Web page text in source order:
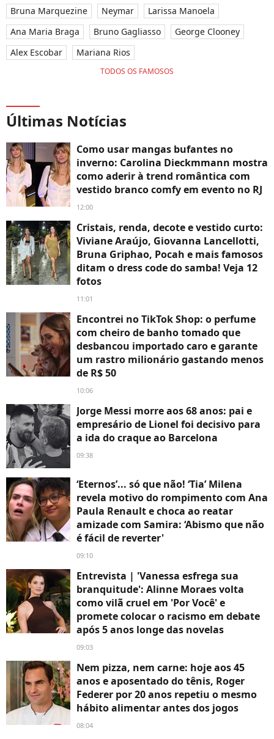
Bruna Marquezine Neymar
Larissa Manoela
Ana Maria Braga
Bruno Gagliasso
George Clooney
Alex Escobar
Mariana Rios
TODOS OS FAMOSOS
Últimas Notícias
Como usar mangas bufantes no
inverno: Carolina Dieckmmann mostra
como aderir à trend romântica com
vestido branco comfy em evento no RJ
12:00
Cristais, renda, decote e vestido curto:
Viviane Araújo, Giovanna Lancellotti,
Bruna Griphao, Pocah e mais famosos
ditam o dress code do samba! Veja 12
fotos
11:01
Encontrei no TikTok Shop: o perfume
com cheiro de banho tomado que
desbancou importado caro e garante
um rastro milionário gastando menos
de R$ 50
10:06
Jorge Messi morre aos 68 anos: pai e
empresário de Lionel foi decisivo para
a ida do craque ao Barcelona
09:38
‘Eternos’... só que não! ‘Tia’ Milena
revela motivo do rompimento com Ana
Paula Renault e choca ao reatar
amizade com Samira: ‘Abismo que não
é fácil de reverter'
09:10
Entrevista | 'Vanessa esfrega sua
branquitude': Alinne Moraes volta
como vilã cruel em 'Por Você' e
promete colocar o racismo em debate
após 5 anos longe das novelas
09:03
Nem pizza, nem carne: hoje aos 45
anos e aposentado do tênis, Roger
Federer por 20 anos repetiu o mesmo
hábito alimentar antes dos jogos
08:04